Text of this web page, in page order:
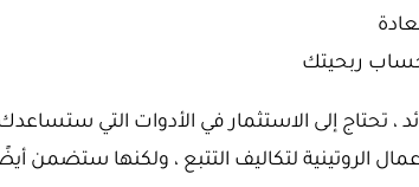
ربحيتك
، تحتاج إلى الاستثمار في الأدوات التي
الروتينية لتكاليف التتبع ، ولكنها